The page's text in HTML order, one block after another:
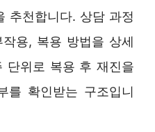
추천합니다. 상담 과정
용, 복용 방법을 상세
단위로 복용 후 재진을
를 확인받는 구조입니